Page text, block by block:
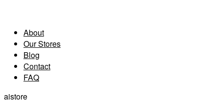
About
Our Stores
Blog
Contact
FAQ
aistore